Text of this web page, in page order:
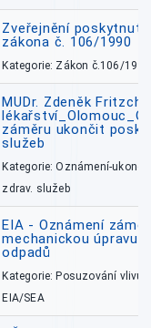
Zveřejnění poskytnutí
zákona č. 106/1990
Kategorie: Zákon č.106/1999
MUDr. Zdeněk
záměru ukončit
služeb
Kategorie: Oznámení-
zdrav. služeb
EIA - Oznámení
mechanickou úpravu
odpadů
Kategorie: Posuzování vlivů
EIA/SEA